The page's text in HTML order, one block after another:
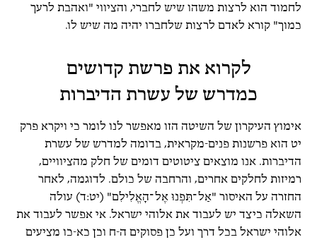
לחמוד הוא לרצות משהו שיש לחברי, והציווי "ואהבת לרעך
כמוך" קורא לאדם לרצות שלחברו יהיה מה שיש לו.
לקרוא את פרשת קדושים
כמדרש של עשרת הדיברות
אימוץ העיקרון של השיטה הזו מאפשר לנו לומר כי ויקרא פרק
יט הוא פרשנות פנים-מקראית, בדומה למדרש של עשרת
הדיברות. אנו מוצאים ציטוטים דומים של חלק מהציוויים,
רמיזות לחלקים אחרים, והרחבה של כולם. לדוגמה, לאחר
החזרה על האיסור "אַל־תִּפְנוּ אֶל־הָאֱלִילִם" (יט:ד) עולה
השאלה כיצד יש לעבוד את אלוהי ישראל. אי אפשר לעבוד את
אלוהי ישראל בכל דרך ועל כן פסוקים ה-ח וכן כא-כו מציעים